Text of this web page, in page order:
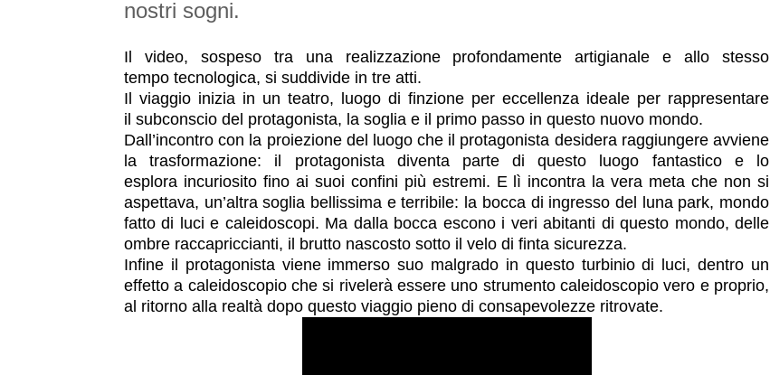
nostri sogni.
Il video, sospeso tra una realizzazione profondamente artigianale e allo stesso
tempo tecnologica, si suddivide in tre atti.
Il viaggio inizia in un teatro, luogo di finzione per eccellenza ideale per rappresentare
il subconscio del protagonista, la soglia e il primo passo in questo nuovo mondo.
Dall’incontro con la proiezione del luogo che il protagonista desidera raggiungere avviene
la trasformazione: il protagonista diventa parte di questo luogo fantastico e lo
esplora incuriosito fino ai suoi confini più estremi. E lì incontra la vera meta che non si
aspettava, un’altra soglia bellissima e terribile: la bocca di ingresso del luna park, mondo
fatto di luci e caleidoscopi. Ma dalla bocca escono i veri abitanti di questo mondo, delle
ombre raccapriccianti, il brutto nascosto sotto il velo di finta sicurezza.
Infine il protagonista viene immerso suo malgrado in questo turbinio di luci, dentro un
effetto a caleidoscopio che si rivelerà essere uno strumento caleidoscopio vero e proprio,
al ritorno alla realtà dopo questo viaggio pieno di consapevolezze ritrovate.